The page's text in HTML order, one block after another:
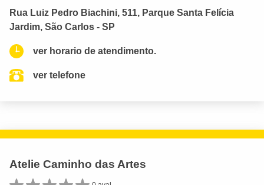
Rua Luiz Pedro Biachini, 511, Parque Santa Felícia
Jardim, São Carlos - SP
ver horario de atendimento.
ver telefone
Atelie Caminho das Artes